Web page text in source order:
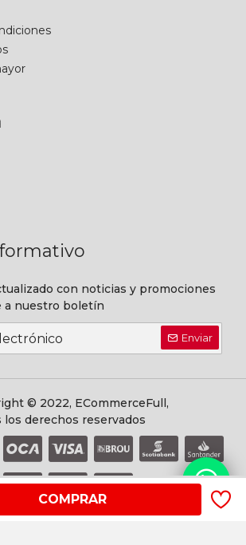
COMPRAR
con noticias y promociones
a nuestro boletín
Enviar
© 2022, ECommerceFull,
los derechos reservados